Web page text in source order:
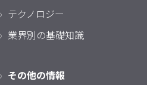
テクノロジー
業界別の基礎知識
その他の情報